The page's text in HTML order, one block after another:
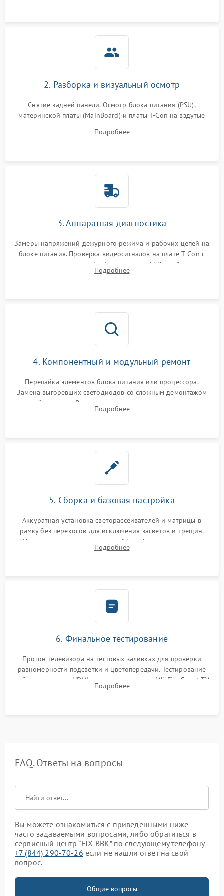
2. Разборка и визуальный осмотр
Снятие задней панели. Осмотр блока питания (PSU),
материнской платы (MainBoard) и платы T-Con на вздутые
Проверка надежности фиксации и целостности шлейфов.
Подробнее
3. Аппаратная диагностика
Замеры напряжений дежурного режима и рабочих цепей на
блоке питания. Проверка видеосигналов на плате T-Con с
помощью осциллографа. Тестирование LED-драйвера и
светодиодных планок подсветки мультиметром.
Подробнее
4. Компонентный и модульный ремонт
Перепайка элементов блока питания или процессора.
Замена выгоревших светодиодов со сложным демонтажом
хрупкой матрицы. Восстановление поврежденных дорожек,
прошивка микросхем памяти EEPROM
Подробнее
5. Сборка и базовая настройка
Аккуратная установка светорассеивателей и матрицы в
рамку без перекосов для исключения засветов и трещин.
Подключение внутренних шлейфов. Закрытие корпуса.
Сброс настроек и обновление программного обеспечения.
Подробнее
6. Финальное тестирование
Прогон телевизора на тестовых заливках для проверки
равномерности подсветки и цветопередачи. Тестирование
работы разъемов HDMI, динамиков, модуля Wi-Fi и Smart TV
в рабочем режиме в течение нескольких часов.
Подробнее
FAQ. Ответы на вопросы
Вы можете ознакомиться с приведенными ниже
часто задаваемыми вопросами, либо обратиться в
сервисный центр “FIX-BBK” по следующему телефону
+7 (844) 290-70-26 если не нашли ответ на свой
вопрос.
Общие вопросы